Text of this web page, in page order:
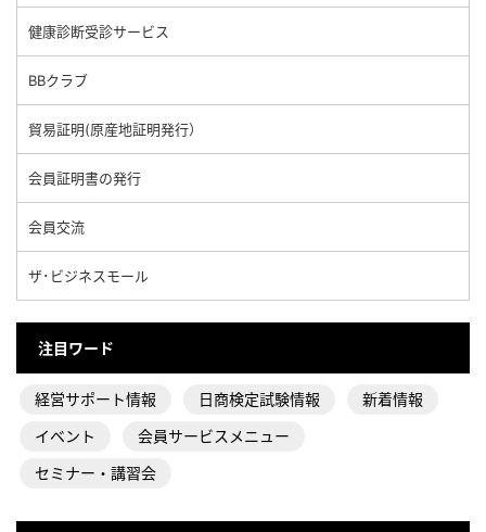
健康診断受診サービス
BBクラブ
貿易証明(原産地証明発行）
会員証明書の発行
会員交流
ザ･ビジネスモール
注目ワード
経営サポート情報 日商検定試験情報
新着情報
イベント
会員サービスメニュー
セミナー・講習会